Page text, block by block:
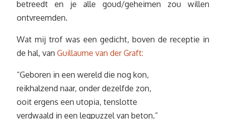
betreedt en je alle goud/geheimen zou willen
ontvreemden.
Wat mij trof was een gedicht, boven de receptie in
de hal, van Guillaume van der Graft:
“Geboren in een wereld die nog kon,
reikhalzend naar, onder dezelfde zon,
ooit ergens een utopia, tenslotte
verdwaald in een legpuzzel van beton.”